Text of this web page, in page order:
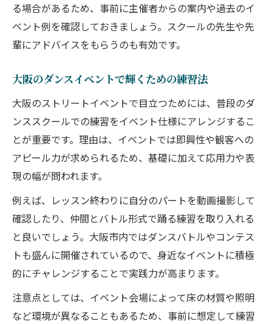
る場合があるため、事前に主催者からの案内や過去のイ
ベント例を確認しておきましょう。スクールの先生や先
輩にアドバイスをもらうのも有効です。
大阪のダンスイベントで輝くための練習法
大阪のストリートイベントで目立つためには、普段のダ
ンススクールでの練習をイベント仕様にアレンジするこ
とが重要です。理由は、イベントでは即興性や観客への
アピール力が求められるため、基礎に加えて応用力や表
現の幅が問われます。
例えば、レッスン終わりに自分のパートを動画撮影して
確認したり、仲間とバトル形式で踊る練習を取り入れる
と良いでしょう。大阪市内ではダンスバトルやコンテス
トも盛んに開催されているので、身近なイベントに積極
的にチャレンジすることで実践力が高まります。
注意点としては、イベント会場によって床の材質や照明
など環境が異なることもあるため、事前に想定して練習